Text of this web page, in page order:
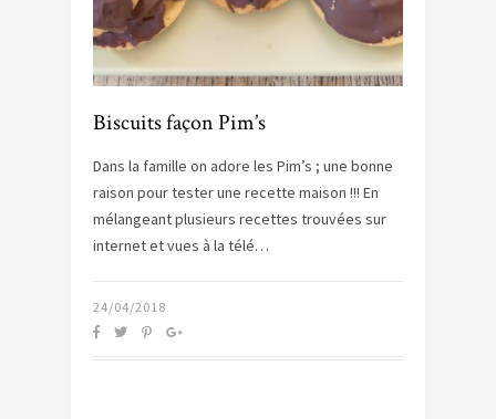
Biscuits façon Pim’s
Dans la famille on adore les Pim’s ; une bonne
raison pour tester une recette maison !!! En
mélangeant plusieurs recettes trouvées sur
internet et vues à la télé…
24/04/2018